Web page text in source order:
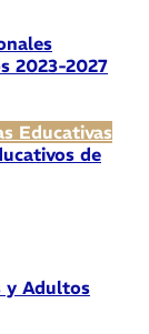
2023-2027
Educativas
de
y Adultos